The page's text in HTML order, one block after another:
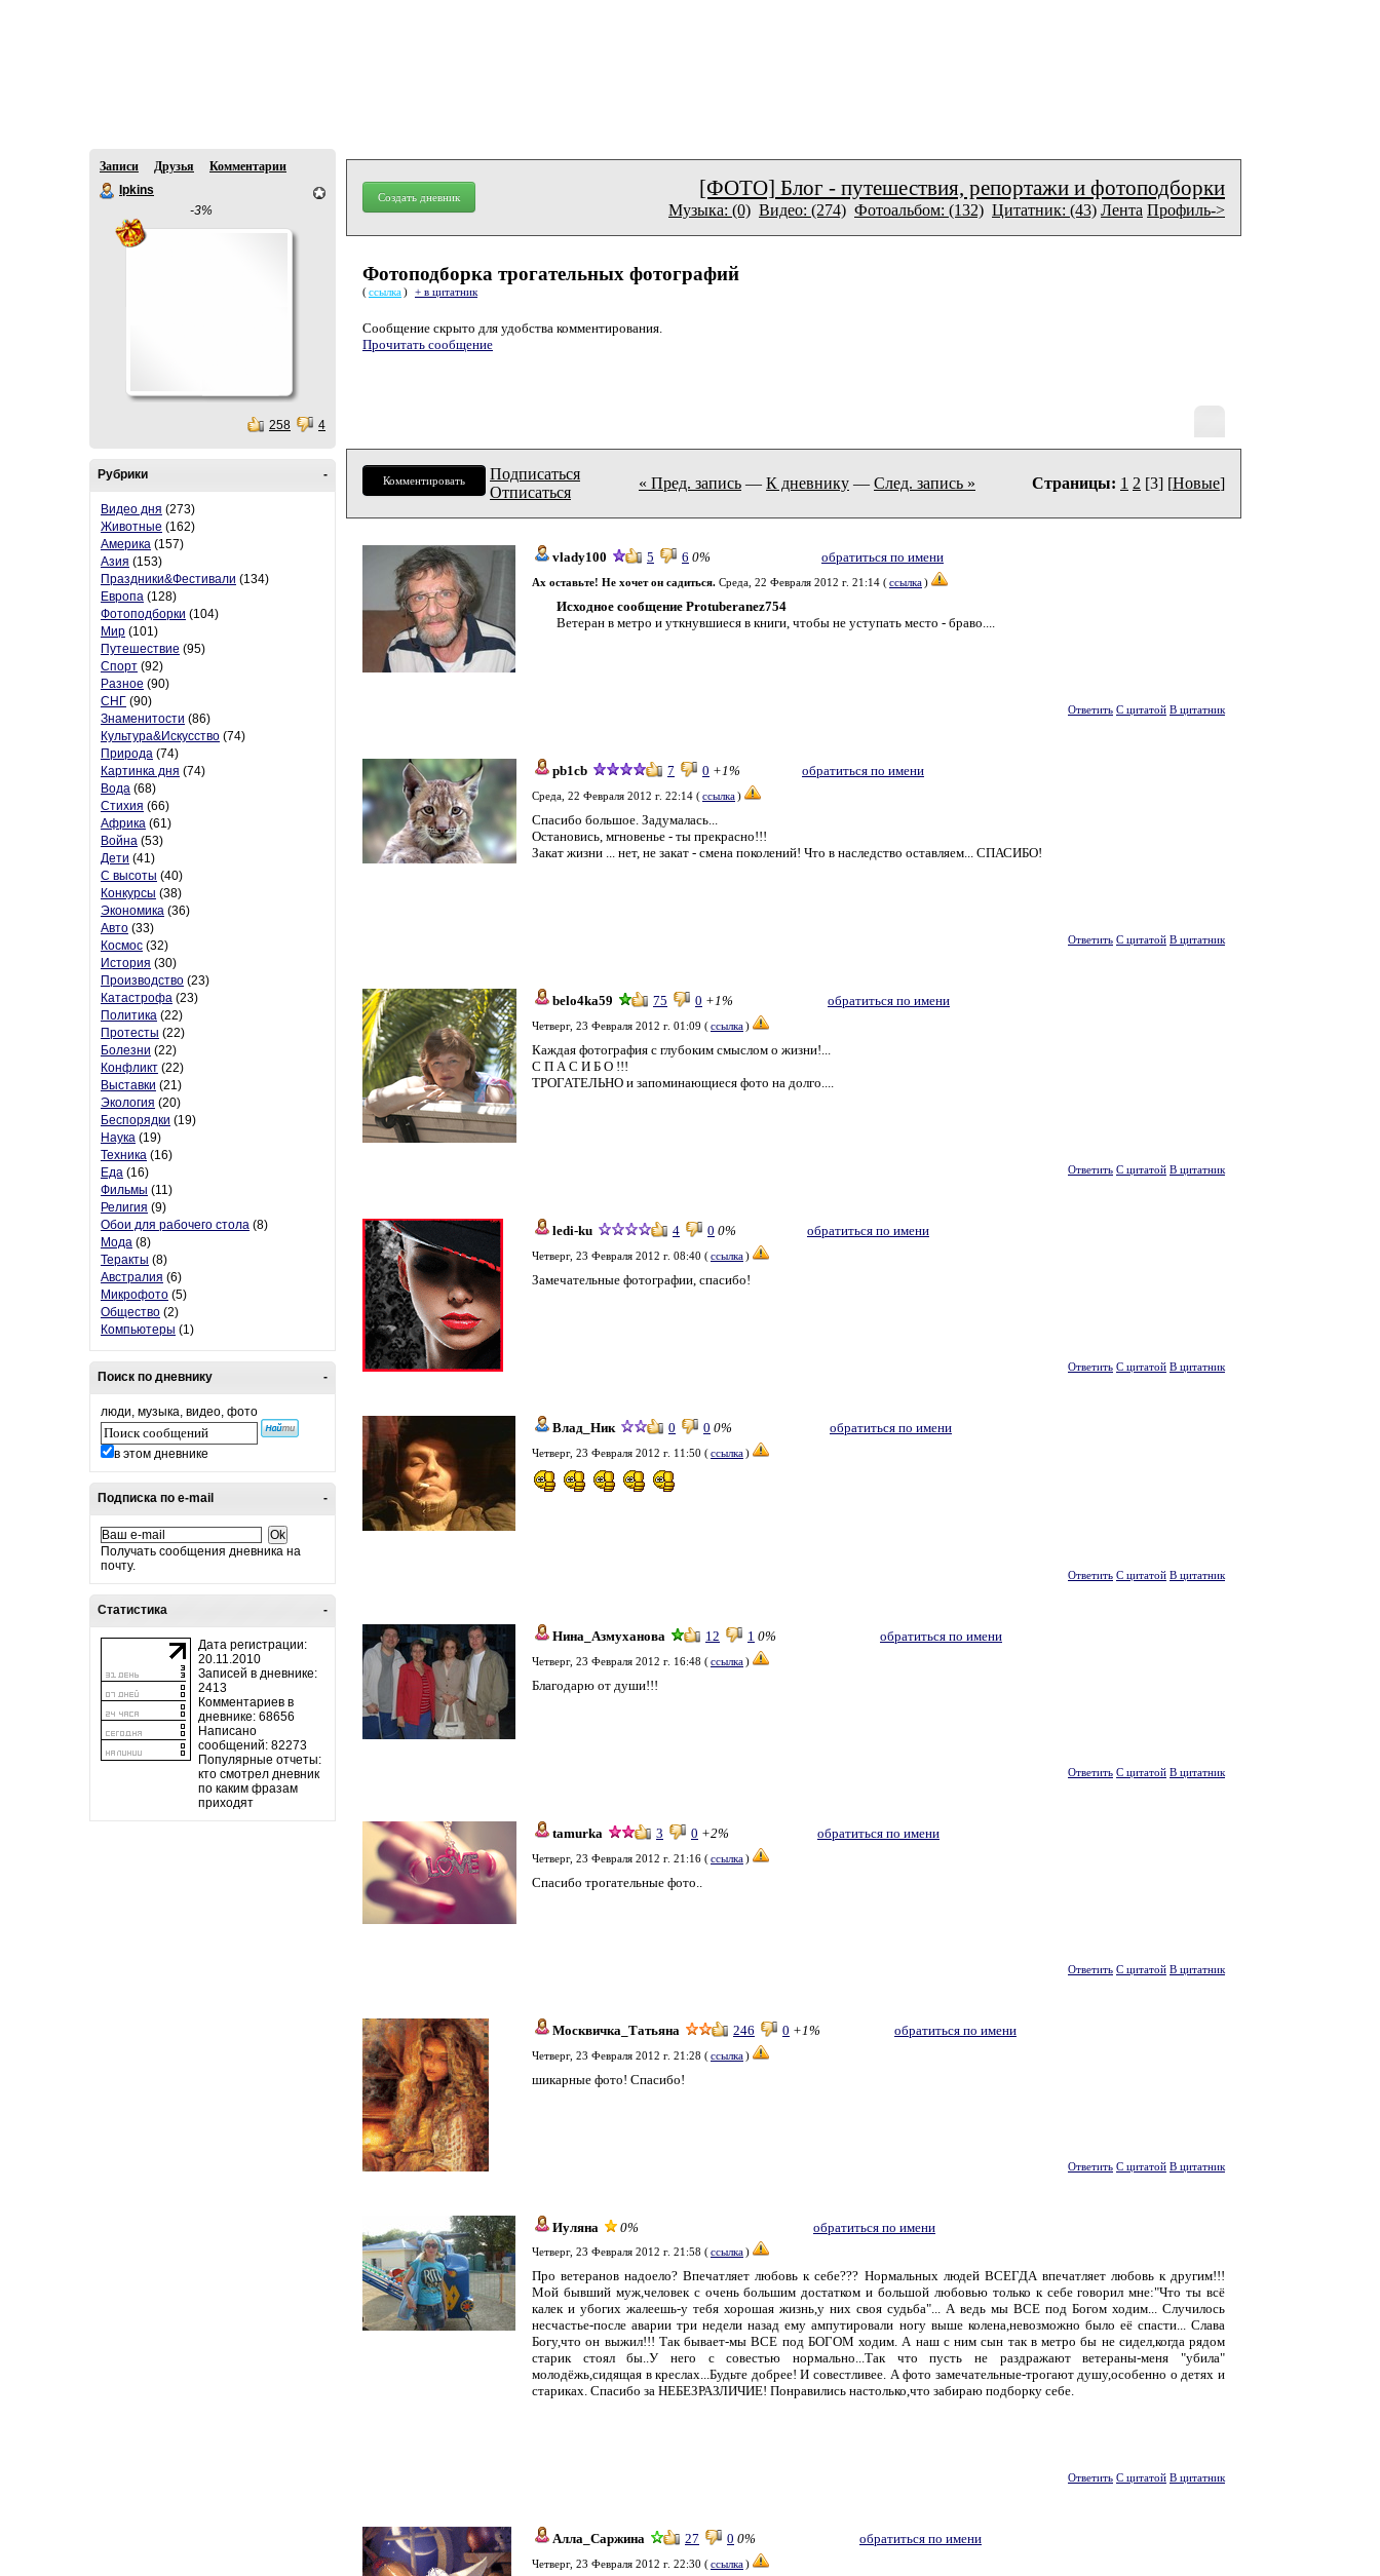
Записи Друзья
Комментарии
Ipkins
-3%
258 4
-
Рубрики
Видео дня (273)
Животные (162)
Америка (157)
Азия (153)
Праздники&Фестивали (134)
Европа (128)
Фотоподборки (104)
Мир (101)
Путешествие (95)
Спорт (92)
Разное (90)
СНГ (90)
Знаменитости (86)
Культура&Искусство (74)
Природа (74)
Картинка дня (74)
Вода (68)
Стихия (66)
Африка (61)
Война (53)
Дети (41)
С высоты (40)
Конкурсы (38)
Экономика (36)
Авто (33)
Космос (32)
История (30)
Производство (23)
Катастрофа (23)
Политика (22)
Протесты (22)
Болезни (22)
Конфликт (22)
Выставки (21)
Экология (20)
Беспорядки (19)
Наука (19)
Техника (16)
Еда (16)
Фильмы (11)
Религия (9)
Обои для рабочего стола (8)
Мода (8)
Теракты (8)
Австралия (6)
Микрофото (5)
Общество (2)
Компьютеры (1)
-
Поиск по дневнику
люди, музыка, видео, фото
в этом дневнике
-
Подписка по e-mail
Получать сообщения дневника на
почту.
-
Статистика
Дата регистрации:
20.11.2010
Записей в дневнике:
2413
Комментариев в
дневнике: 68656
Написано
сообщений: 82273
Популярные отчеты:
кто смотрел дневник
по каким фразам
приходят
Создать дневник [ФОТО] Блог - путешествия, репортажи и фотоподборки
Музыка: (0) Видео: (274) Фотоальбом: (132) Цитатник: (43) Лента Профиль->
Фотоподборка трогательных фотографий
(ссылка) + в цитатник
Cообщение скрыто для удобства комментирования.
Прочитать сообщение
Комментировать
Подписаться
Отписаться
« Пред. запись — К дневнику — След. запись » Страницы: 1 2 [3] [Новые]
vlady100 5 6 0% обратиться по имени
Ах оставьте! Не хочет он садиться. Среда, 22 Февраля 2012 г. 21:14 (ссылка)
Исходное сообщение Protuberanez754
Ветеран в метро и уткнувшиеся в книги, чтобы не уступать место - браво....
Ответить С цитатой В цитатник
pb1cb 7 0 +1% обратиться по имени
Среда, 22 Февраля 2012 г. 22:14 (ссылка)
Спасибо большое. Задумалась...
Остановись, мгновенье - ты прекрасно!!!
Закат жизни ... нет, не закат - смена поколений! Что в наследство оставляем... СПАСИБО!
Ответить С цитатой В цитатник
belo4ka59 75 0 +1% обратиться по имени
Четверг, 23 Февраля 2012 г. 01:09 (ссылка)
Каждая фотография с глубоким смыслом о жизни!...
С П А С И Б О !!!
ТРОГАТЕЛЬНО и запоминающиеся фото на долго....
Ответить С цитатой В цитатник
ledi-ku 4 0 0% обратиться по имени
Четверг, 23 Февраля 2012 г. 08:40 (ссылка)
Замечательные фотографии, спасибо!
Ответить С цитатой В цитатник
Влад_Ник 0 0 0% обратиться по имени
Четверг, 23 Февраля 2012 г. 11:50 (ссылка)
Ответить С цитатой В цитатник
Нина_Азмуханова 12 1 0% обратиться по имени
Четверг, 23 Февраля 2012 г. 16:48 (ссылка)
Благодарю от души!!!
Ответить С цитатой В цитатник
tamurka 3 0 +2% обратиться по имени
Четверг, 23 Февраля 2012 г. 21:16 (ссылка)
Спасибо трогательные фото..
Ответить С цитатой В цитатник
Москвичка_Татьяна 246 0 +1% обратиться по имени
Четверг, 23 Февраля 2012 г. 21:28 (ссылка)
шикарные фото! Спасибо!
Ответить С цитатой В цитатник
Иуляна 0% обратиться по имени
Четверг, 23 Февраля 2012 г. 21:58 (ссылка)
Про ветеранов надоело? Впечатляет любовь к себе??? Нормальных людей ВСЕГДА впечатляет любовь к другим!!!
Мой бывший муж,человек с очень большим достатком и большой любовью только к себе говорил мне:"Что ты всё
калек и убогих жалеешь-у тебя хорошая жизнь,у них своя судьба"... А ведь мы ВСЕ под Богом ходим... Случилось
несчастье-после аварии три недели назад ему ампутировали ногу выше колена,невозможно было её спасти... Слава
Богу,что он выжил!!! Так бывает-мы ВСЕ под БОГОМ ходим. А наш с ним сын так в метро бы не сидел,когда рядом
старик стоял бы..У него с совестью нормально...Так что пусть не раздражают ветераны-меня "убила"
молодёжь,сидящая в креслах...Будьте добрее! И совестливее. А фото замечательные-трогают душу,особенно о детях и
стариках. Спасибо за НЕБЕЗРАЗЛИЧИЕ! Понравились настолько,что забираю подборку себе.
Ответить С цитатой В цитатник
Алла_Саржина 27 0 0% обратиться по имени
Четверг, 23 Февраля 2012 г. 22:30 (ссылка)